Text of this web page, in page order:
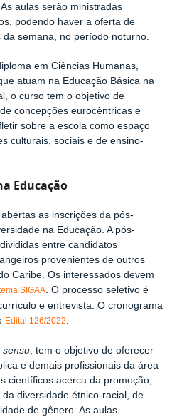
aulas serão ministradas
podendo haver a oferta de
semana, no período noturno.
em Ciências Humanas,
atuam na Educação Básica na
o curso tem o objetivo de
concepções eurocêntricas e
sobre a escola como espaço
culturais, sociais e de ensino-
Educação
as inscrições da pós-
na Educação. A pós-
entre candidatos
provenientes de outros
Caribe. Os interessados devem
SIGAA . O processo seletivo é
e entrevista. O cronograma
Edital 126/2022
sensu, tem o objetivo de oferecer
e demais profissionais da área
científicos acerca da promoção,
diversidade étnico-racial, de
de gênero. As aulas